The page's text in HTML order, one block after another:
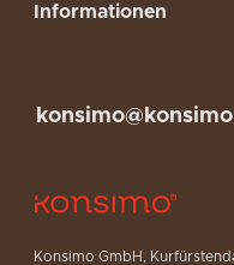
Informationen
Konsimo GmbH,